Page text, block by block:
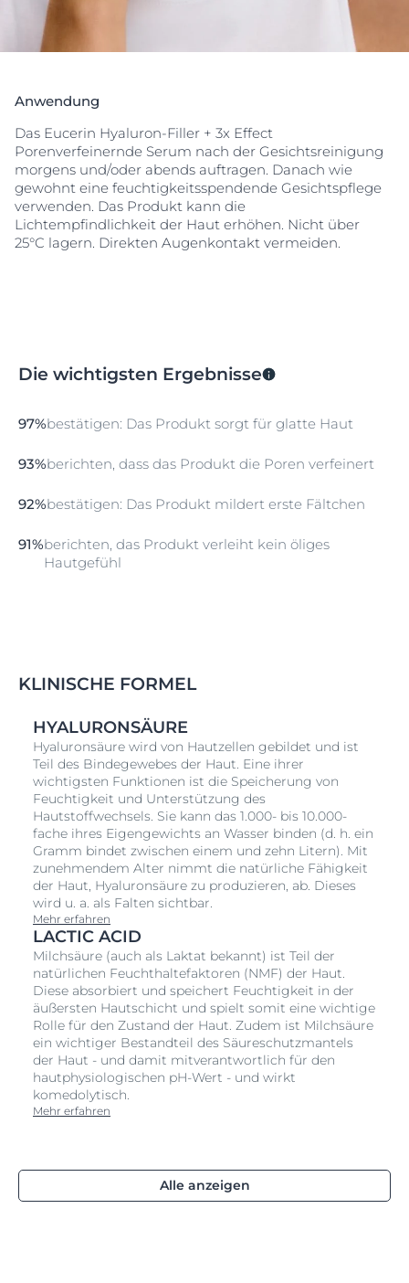
Anwendung
Das Eucerin Hyaluron-Filler + 3x Effect
Porenverfeinernde Serum nach der Gesichtsreinigung
morgens und/oder abends auftragen. Danach wie
gewohnt eine feuchtigkeitsspendende Gesichtspflege
verwenden. Das Produkt kann die
Lichtempfindlichkeit der Haut erhöhen. Nicht über
25°C lagern. Direkten Augenkontakt vermeiden.
Die wichtigsten Ergebnisse
97%bestätigen: Das Produkt sorgt für glatte Haut
93%berichten, dass das Produkt die Poren verfeinert
92%bestätigen: Das Produkt mildert erste Fältchen
91%berichten, das Produkt verleiht kein öliges
Hautgefühl
KLINISCHE FORMEL
HYALURONSÄURE
Hyaluronsäure wird von Hautzellen gebildet und ist
Teil des Bindegewebes der Haut. Eine ihrer
wichtigsten Funktionen ist die Speicherung von
Feuchtigkeit und Unterstützung des
Hautstoffwechsels. Sie kann das 1.000- bis 10.000-
fache ihres Eigengewichts an Wasser binden (d. h. ein
Gramm bindet zwischen einem und zehn Litern). Mit
zunehmendem Alter nimmt die natürliche Fähigkeit
der Haut, Hyaluronsäure zu produzieren, ab. Dieses
wird u. a. als Falten sichtbar.
Mehr erfahren
LACTIC ACID
Milchsäure (auch als Laktat bekannt) ist Teil der
natürlichen Feuchthaltefaktoren (NMF) der Haut.
Diese absorbiert und speichert Feuchtigkeit in der
äußersten Hautschicht und spielt somit eine wichtige
Rolle für den Zustand der Haut. Zudem ist Milchsäure
ein wichtiger Bestandteil des Säureschutzmantels
der Haut - und damit mitverantwortlich für den
hautphysiologischen pH-Wert - und wirkt
komedolytisch.
Mehr erfahren
Alle anzeigen